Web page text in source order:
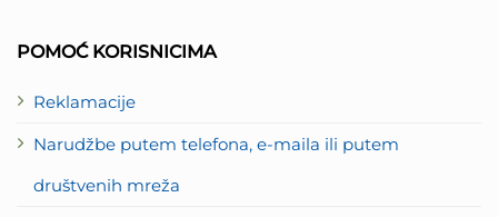
POMOĆ KORISNICIMA
Reklamacije
Narudžbe putem telefona, e-maila ili putem
društvenih mreža